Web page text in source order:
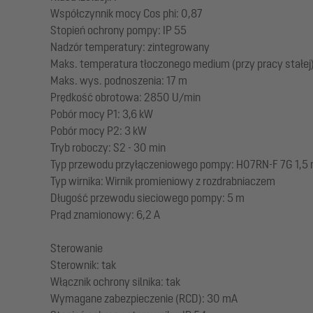
Współczynnik mocy Cos phi: 0,87
Stopień ochrony pompy: IP 55
Nadzór temperatury: zintegrowany
Maks. temperatura tłoczonego medium (przy pracy
Maks. wys. podnoszenia: 17 m
Prędkość obrotowa: 2850 U/min
Pobór mocy P1: 3,6 kW
Pobór mocy P2: 3 kW
Tryb roboczy: S2 - 30 min
Typ przewodu przyłączeniowego pompy: H07RN-F 7G 1,5
Typ wirnika: Wirnik promieniowy z rozdrabniaczem
Długość przewodu sieciowego pompy: 5 m
Prąd znamionowy: 6,2 A
Sterowanie
Sterownik: tak
Włącznik ochrony silnika: tak
Wymagane zabezpieczenie (RCD): 30 mA